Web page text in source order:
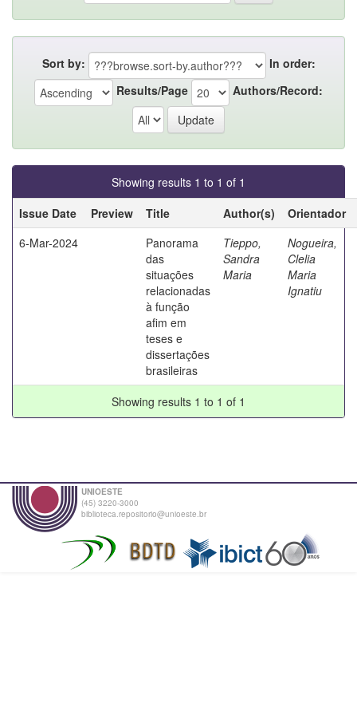
Sort by:
In order:
Results/Page
Authors/Record:
Showing results 1 to 1 of 1
Issue Date
Preview Title Author(s)
Orientador
6-Mar-2024
Panorama
das
situações
relacionadas
à função
afim em
teses e
dissertações
brasileiras
Tieppo,
Sandra
Maria
Nogueira,
Clelia
Maria
Ignatiu
Showing results 1 to 1 of 1
UNIOESTE
(45) 3220-3000
biblioteca.repositorio@unioeste.br